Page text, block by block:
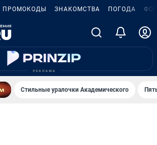
ПРОМОКОДЫ ЗНАКОМСТВА ПОГОДА
Стильные уралочки Академического